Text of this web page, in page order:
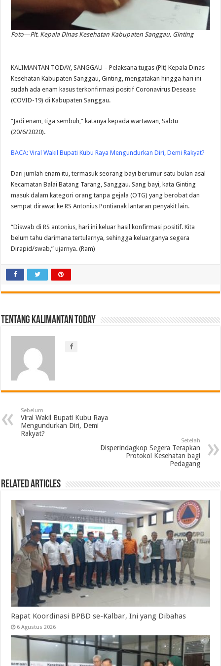
Foto—Plt. Kepala Dinas Kesehatan Kabupaten Sanggau, Ginting
KALIMANTAN TODAY, SANGGAU – Pelaksana tugas (Plt) Kepala Dinas
Kesehatan Kabupaten Sanggau, Ginting, mengatakan hingga hari ini
sudah ada enam kasus terkonfirmasi positif Coronavirus Desease
(COVID-19) di Kabupaten Sanggau.
“Jadi enam, tiga sembuh,” katanya kepada wartawan, Sabtu
(20/6/2020).
BACA:Viral Wakil Bupati Kubu Raya Mengundurkan Diri, Demi Rakyat?
Dari jumlah enam itu, termasuk seorang bayi berumur satu bulan asal
Kecamatan Balai Batang Tarang, Sanggau. Sang bayi, kata Ginting
masuk dalam kategori orang tanpa gejala (OTG) yang berobat dan
sempat dirawat ke RS Antonius Pontianak lantaran penyakit lain.
“Diswab di RS antonius, hari ini keluar hasil konfirmasi positif. Kita
belum tahu darimana tertularnya, sehingga keluarganya segera
Dirapid/swab,” ujarnya. (Ram)
Tentang Kalimantan Today
Sebelum
Viral Wakil Bupati Kubu Raya
Mengundurkan Diri, Demi
Rakyat?
Setelah
Disperindagkop Segera Terapkan
Protokol Kesehatan bagi
Pedagang
Related Articles
Rapat Koordinasi BPBD se-Kalbar, Ini yang Dibahas
6 Agustus 2026